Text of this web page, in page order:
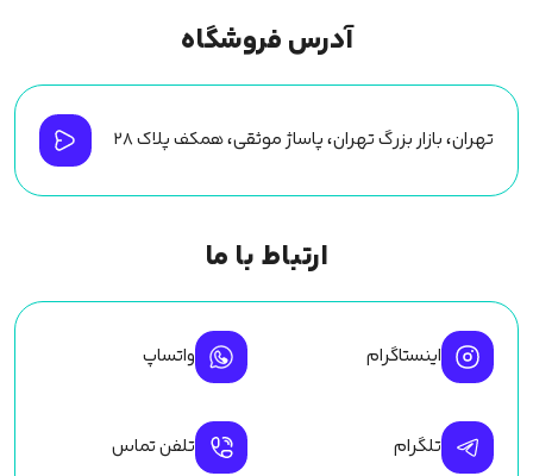
آدرس فروشگاه
تهران، بازار بزرگ تهران، پاساژ موثقی، همکف پلاک ۲۸
ارتباط با ما
اینستاگرام واتساپ
تلگرام تلفن تماس